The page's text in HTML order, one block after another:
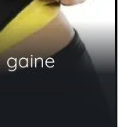
gaine